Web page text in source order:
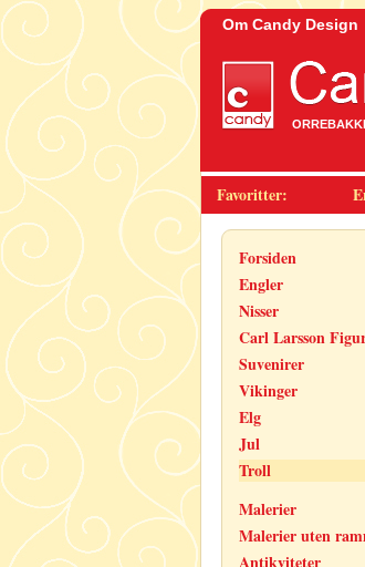
Om Candy Design
Favoritter:
Forsiden
Engler
Nisser
Carl Larsson
Suvenirer
Vikinger
Elg
Jul
Troll
Malerier
Malerier uten
Antikviteter